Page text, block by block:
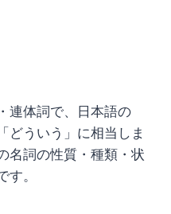
連体詞で、日本語の
どういう」に相当しま
名詞の性質・種類・状
。